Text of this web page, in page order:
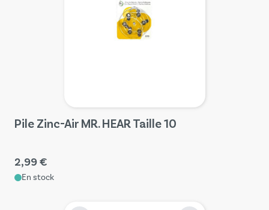
Pile Zinc-Air MR. HEAR Taille 10
2,99 €
En stock